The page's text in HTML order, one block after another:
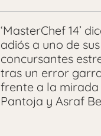
‘MasterChef 14’
adiós a uno de sus
concursantes
tras un error
frente a la mirada
Pantoja y Asraf